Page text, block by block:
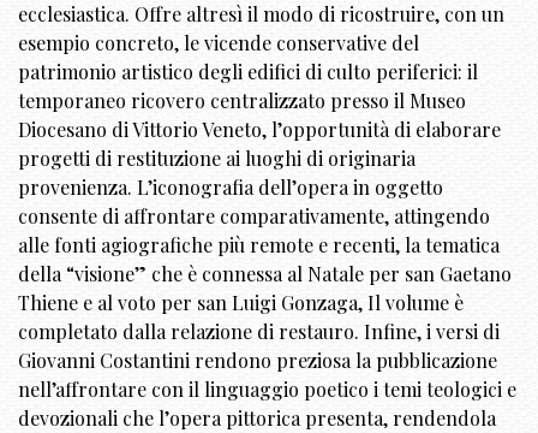
ecclesiastica. Offre altresì il modo di ricostruire, con un
esempio concreto, le vicende conservative del
patrimonio artistico degli edifici di culto periferici: il
temporaneo ricovero centralizzato presso il Museo
Diocesano di Vittorio Veneto, l’opportunità di elaborare
progetti di restituzione ai luoghi di originaria
provenienza. L’iconografia dell’opera in oggetto
consente di affrontare comparativamente, attingendo
alle fonti agiografiche più remote e recenti, la tematica
della “visione” che è connessa al Natale per san Gaetano
Thiene e al voto per san Luigi Gonzaga, Il volume è
completato dalla relazione di restauro. Infine, i versi di
Giovanni Costantini rendono preziosa la pubblicazione
nell’affrontare con il linguaggio poetico i temi teologici e
devozionali che l’opera pittorica presenta, rendendola